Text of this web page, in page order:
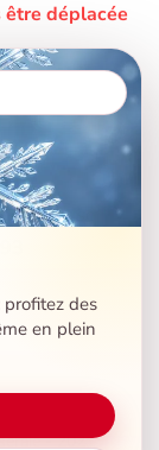
être déplacée
- 2021
profitez des
en plein